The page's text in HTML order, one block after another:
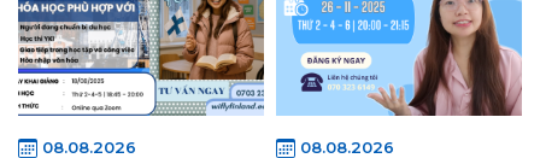
08.08.2026 08.08.2026